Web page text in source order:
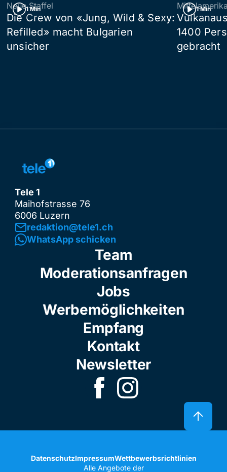
1 Min
Neue Staffel
Die Crew von «Jung, Wild & Sexy:
Refilled» macht Bulgarien
unsicher
1 Min
1400
gebracht
Tele 1
Maihofstrasse 76
6006 Luzern
redaktion@tele1.ch
WhatsApp schicken
Team
Moderationsanfragen
Jobs
Werbemöglichkeiten
Empfang
Kontakt
Newsletter
DatenschutzImpressumWettbewerbsrichtlinien
Alle Angebote der